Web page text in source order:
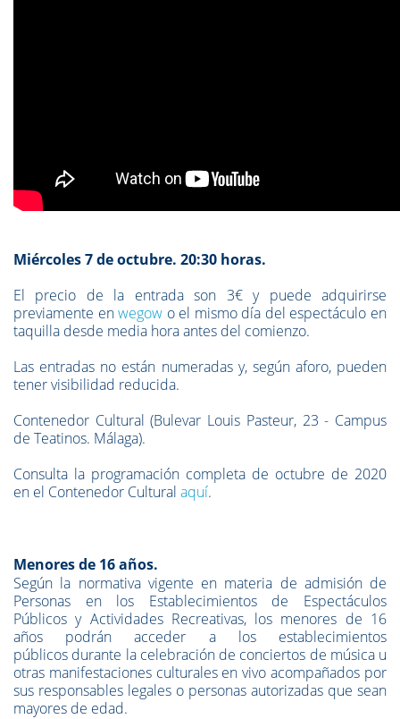
Miércoles 7 de octubre. 20:30 horas.
El precio de la entrada son 3€ y puede adquirirse
previamente enwegow o el mismo día del espectáculo en
taquilla desde media hora antes del comienzo.
Las entradas no están numeradas y, según aforo, pueden
tener visibilidad reducida.
Contenedor Cultural (Bulevar Louis Pasteur, 23 - Campus
de Teatinos. Málaga).
Consulta la programación completa de octubre de 2020
en el Contenedor Cultural aquí.
Menores de 16 años.
Según la normativa vigente en materia de admisión de
Personas en los Establecimientos de Espectáculos
Públicos y Actividades Recreativas, los menores de 16
años podrán acceder a los establecimientos
públicos durante la celebración de conciertos de música u
otras manifestaciones culturales en vivoacompañados por
sus responsables legales o personas autorizadas que sean
mayores de edad.